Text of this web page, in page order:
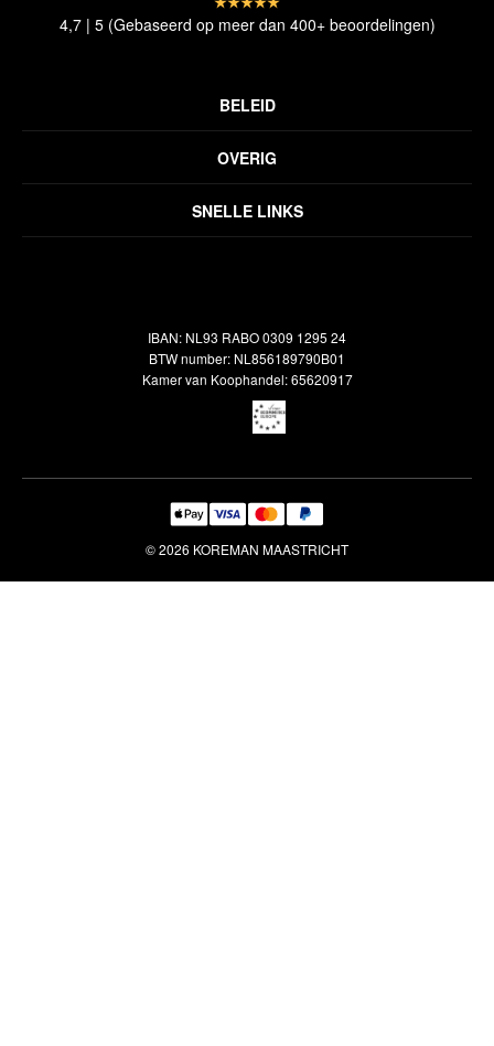
SNELLE LINKS
OVERIG
Veelgestelde vragen
BELEID
Verzendbeleid
4,7 | 5 (Gebaseerd op meer dan 400+ beoordelingen)
IBAN: NL93 RABO 0309 1295 24
BTW number: NL856189790B01
Kamer van Koophandel: 65620917
© 2026 KOREMAN MAASTRICHT